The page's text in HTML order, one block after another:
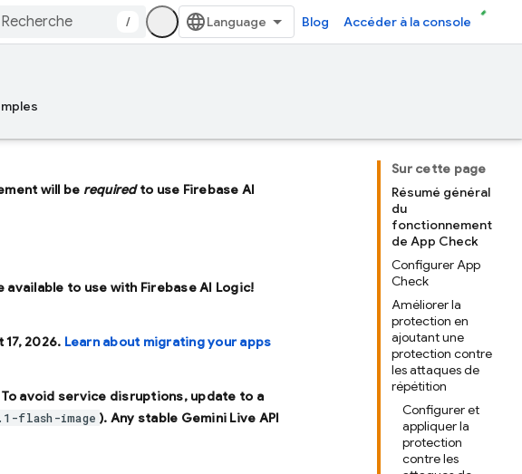
/ Blog Accéder à la console
Sur cette page
Résumé général
du
fonctionnement
de App Check
Configurer App
Check
Améliorer la
protection en
ajoutant une
protection contre
les attaques de
répétition
Configurer et
appliquer la
protection
contre les
will be requiredto use Firebase AI
available to use with Firebase AI Logic!
17, 2026. Learn about migrating your apps
To avoid service disruptions, update to a
flash-image ). Any stable Gemini Live API